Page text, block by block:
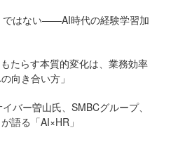
ではない——AI時代の経験学習加
たらす本質的変化は、業務効率
向き合い方」
バー曽山氏、SMBCグループ、
語る「AI×HR」